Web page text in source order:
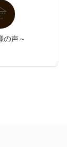
の声～